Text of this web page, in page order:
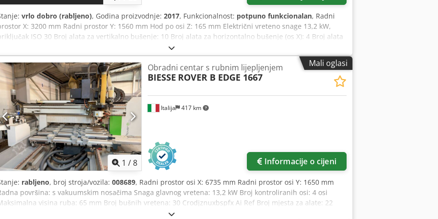
vrlo dobro (rabljeno), Godina proizvodnje: 2017, Funkcionalnost: potpuno funkcionalan, Radni
X: 3200 mm Radni prostor Y: 1560 mm Hod po osi Z: 165 mm Električni vreteno snage 13,2 kW,
ISO 30 Broj alata za vertikalno bušenje: 10 Broj alata za horizontalno bušenje (os X): 4 Broj alata
za horizontalno bušenje (os Y): 2 Credpjzguiwjfx Ai Rjf Rezači za rezanje žljebova u smjeru osi X Revolver
izmjenu alata s 16 pozicija Radna površina s 6 steznih šipki 1 vakuumska pumpa, kapaciteta 90 m3/h
bSolid - bSuite3 Upravljačka ploča Sigurnosne podne prostirke Zaštitne mreže Težina, približno
kg. Instalirano 2018. godine. Odrađeno samo 171 sat programa, 108 sati rada električnog vretena s 4
osi, 26 sati rada bušilice.
Mali oglasi
1 /8
Italija 417 km
Obradni centar s rubnim lijepljenjem
BIESSE ROVER B EDGE 1667
Informacije o cijeni
rabljeno, broj stroja/vozila: 008689, Radni prostor osi X: 6735 mm Radni prostor osi Y: 1650 mm
površina: s vakuumskim nosačima Snaga glavnog vretena: 13,2 kW Broj kontroliranih osi: 4 osi
visina ruba: 65 mm Broj bušnih vretena: 30 Crodjznuxbspfx Ai Ref Broj mjesta za alate: 22